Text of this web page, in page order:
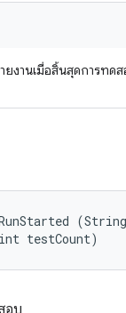
ยงานเมื่อสิ้นสุดการทด
(String
testCount)
อบ